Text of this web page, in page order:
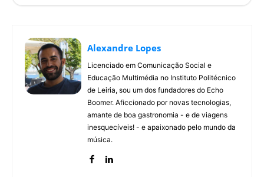
Alexandre Lopes
Licenciado em Comunicação Social e
Educação Multimédia no Instituto Politécnico
de Leiria, sou um dos fundadores do Echo
Boomer. Aficcionado por novas tecnologias,
amante de boa gastronomia - e de viagens
inesquecíveis! - e apaixonado pelo mundo da
música.